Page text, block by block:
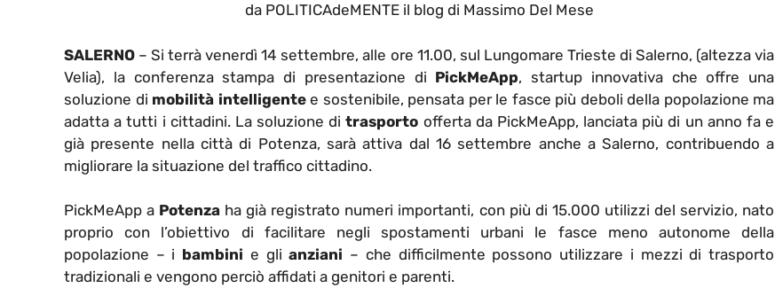
da POLITICAdeMENTE il blog di Massimo Del Mese
SALERNO – Si terrà venerdì 14 settembre, alle ore 11.00, sul Lungomare Trieste di Salerno, (altezza via
Velia), la conferenza stampa di presentazione di PickMeApp, startup innovativa che offre una
soluzione di mobilità intelligentee sostenibile, pensata per le fasce più deboli della popolazione ma
adatta a tutti i cittadini. La soluzione ditrasporto offerta da PickMeApp, lanciata più di un anno fa e
già presente nella città di Potenza, sarà attiva dal 16 settembre anche a Salerno, contribuendo a
migliorare la situazione del traffico cittadino.
PickMeApp a Potenza ha già registrato numeri importanti, con più di 15.000 utilizzi del servizio, nato
proprio con l’obiettivo di facilitare negli spostamenti urbani le fasce meno autonome della
popolazione – i bambini e glianziani – che difficilmente possono utilizzare i mezzi di trasporto
tradizionali e vengono perciò affidati a genitori e parenti.